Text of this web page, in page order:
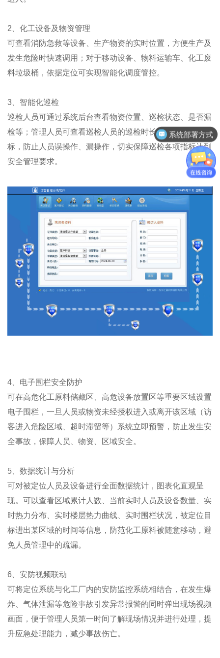
2、化工设备及物资管理
可查看消防急救等设备、生产物资的实时位置，方便生产及
发生危险时快速调用；对于移动设备、物料运输车、化工废
料垃圾桶，依据定位可实现智能化调度管控。
3、智能化巡检
巡检人员可通过系统后台查看物资位置、巡检状态、是否漏
检等；管理人员可查看巡检人员的巡检时长、巡检轨迹等指
标，防止人员误操作、漏操作，切实保障巡检各项指标达到
安全管理要求。
4、电子围栏安全防护
可在高危化工原料储藏区、高危设备放置区等重要区域设置
电子围栏，一旦人员或物资未经授权进入或离开该区域（访
客进入危险区域、超时滞留等）系统立即预警，防止发生安
全事故，保障人员、物资、区域安全。
5、数据统计与分析
可对被定位人员及设备进行全面数据统计，图表化直观呈
现。可以查看区域累计人数、当前实时人员及设备数量、实
时热力分布、实时楼层热力曲线、实时围栏状况，被定位目
标进出某区域的时间等信息，防范化工原料被随意移动，避
免人员管理中的疏漏。
6、安防视频联动
可将定位系统与化工厂内的安防监控系统相结合，在发生爆
炸、气体泄漏等危险事故引发异常报警的同时弹出现场视频
画面，便于管理人员第一时间了解现场情况并进行处理，提
升应急处理能力，减少事故伤亡。
系统部署方式